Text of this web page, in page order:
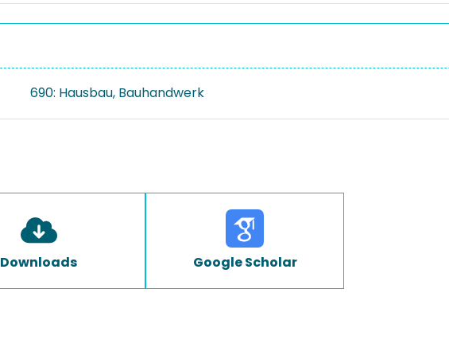
690: Hausbau, Bauhandwerk
Downloads Google Scholar